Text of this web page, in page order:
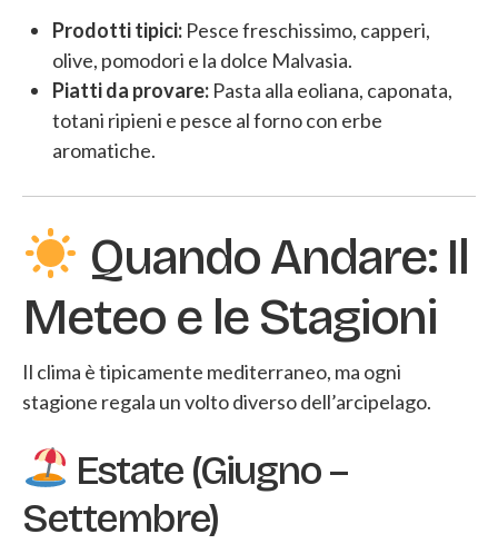
Prodotti tipici: Pesce freschissimo, capperi,
olive, pomodori e la dolce Malvasia.
Piatti da provare: Pasta alla eoliana, caponata,
totani ripieni e pesce al forno con erbe
aromatiche.
Quando Andare: Il
Meteo e le Stagioni
Il clima è tipicamente mediterraneo, ma ogni
stagione regala un volto diverso dell’arcipelago.
Estate (Giugno –
Settembre)